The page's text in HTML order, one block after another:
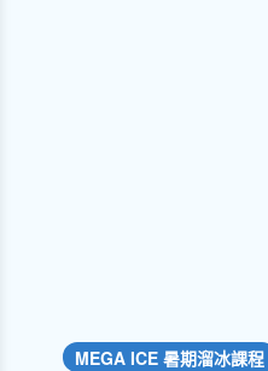
MEGA ICE 暑期溜冰課程